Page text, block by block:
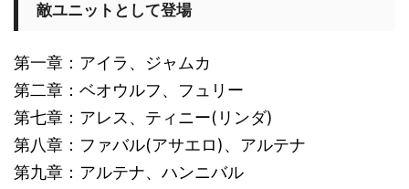
敵ユニットとして登場
第一章：アイラ、ジャムカ
第二章：ベオウルフ、フュリー
第七章：アレス、ティニー(リンダ)
第八章：ファバル(アサエロ)、アルテナ
第九章：アルテナ、ハンニバル